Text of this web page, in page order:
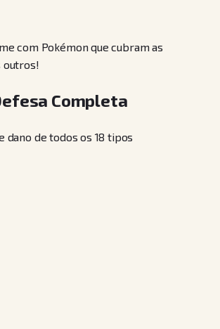
com Pokémon que cubram as
outros!
Completa
dano de todos os 18 tipos